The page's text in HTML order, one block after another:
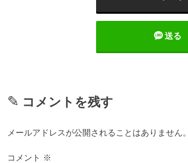
送る
コメントを残す
メールアドレスが公開されることはありません。
コメント ※